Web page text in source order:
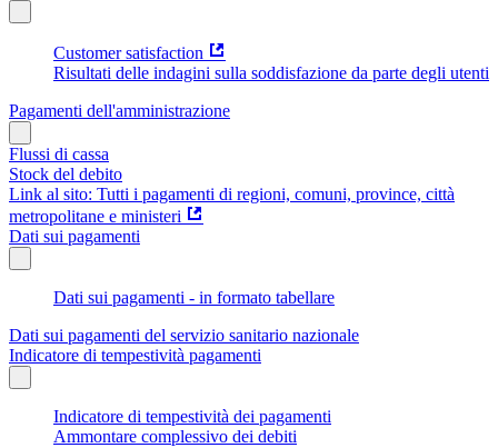
Customer satisfaction
Risultati delle indagini sulla soddisfazione da parte degli utenti
Pagamenti dell'amministrazione
Flussi di cassa
Stock del debito
Link al sito: Tutti i pagamenti di regioni, comuni, province, città
metropolitane e ministeri
Dati sui pagamenti
Dati sui pagamenti - in formato tabellare
Dati sui pagamenti del servizio sanitario nazionale
Indicatore di tempestività pagamenti
Indicatore di tempestività dei pagamenti
Ammontare complessivo dei debiti